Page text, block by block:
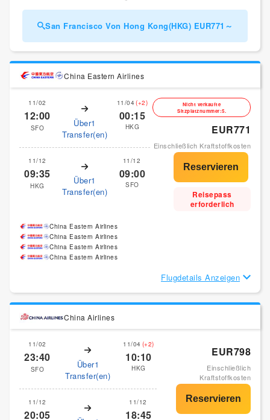
San Francisco Von Hong Kong(HKG) EUR771～
China Eastern Airlines
11/02
12:00
SFO
Über1
Transfer(en)
11/04(+2)
00:15
HKG
11/12
09:35
HKG
Über1
Transfer(en)
11/12
09:00
SFO
Nicht verkaufte
Sitzplatznummer:5.
EUR771
Einschließlich Kraftstoffkosten
Reisepass
erforderlich
China Eastern Airlines
China Eastern Airlines
China Eastern Airlines
China Eastern Airlines
Flugdetails Anzeigen
China Airlines
11/02
23:40
SFO
Über1
Transfer(en)
11/04 (+2)
10:10
HKG
11/12
20:05
11/12
18:45
EUR798
Einschließlich
Kraftstoffkosten